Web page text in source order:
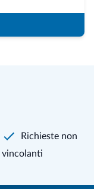
Richieste non
vincolanti